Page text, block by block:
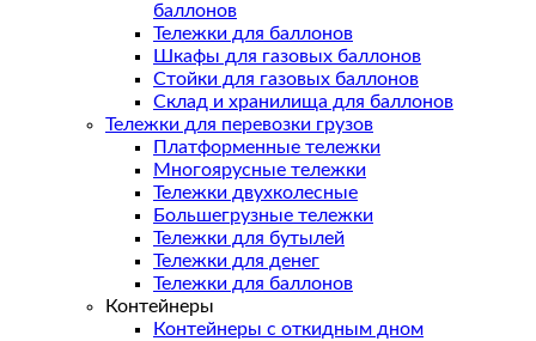
баллонов
Тележки для баллонов
Шкафы для газовых баллонов
Стойки для газовых баллонов
Склад и хранилища для баллонов
Тележки для перевозки грузов
Платформенные тележки
Многоярусные тележки
Тележки двухколесные
Большегрузные тележки
Тележки для бутылей
Тележки для денег
Тележки для баллонов
Контейнеры
Контейнеры с откидным дном